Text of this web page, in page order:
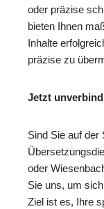
oder präzise
bieten Ihnen
Inhalte
präzise zu
Jetzt
Sind Sie auf der
oder
Sie uns, um
Ziel ist es, Ihre